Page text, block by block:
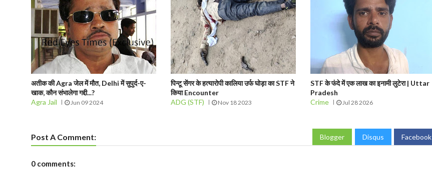
अतीक की Agra जेल में मौत, Delhi में सुपुर्द-ए-
खाक, कौन संभालेगा गद्दी...?
Agra Jail
Jun 09 2024
पिन्टू सेंगर के हत्यारोपी कालिया उर्फ घोड़ा का STF ने
किया Encounter
ADG (STF)
Nov 18 2023
STF के फंदे में एक लाख का इनामी लुटेरा | Uttar
Pradesh
Crime
Jul 28 2026
Post A Comment: Blogger Disqus Facebook
0 comments: